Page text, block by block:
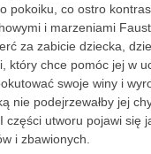
pokoiku, co ostro
i marzeniami
za zabicie dziecka,
który chce pomóc jej w
swoje winy i
nie podejrzewałby jej
części utworu pojawi się
i zbawionych.